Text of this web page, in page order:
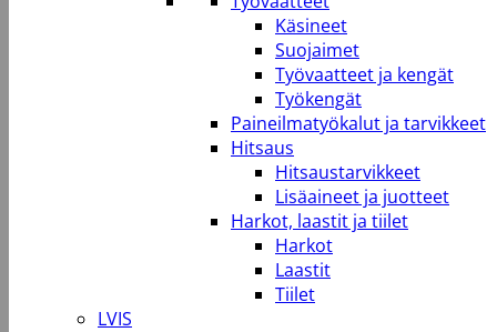
Käsineet
Suojaimet
Työvaatteet ja kengät
Työkengät
Paineilmatyökalut ja tarvikkeet
Hitsaus
Hitsaustarvikkeet
Lisäaineet ja juotteet
Harkot, laastit ja tiilet
Harkot
Laastit
Tiilet
LVIS